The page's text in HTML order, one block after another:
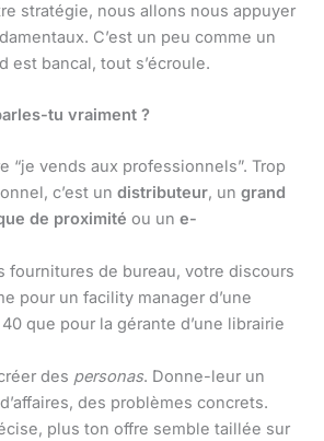
stratégie, nous allons nous appuyer
C’est un peu comme un
est bancal, tout s’écroule.
tu vraiment ?
“je vends aux professionnels”. Trop
c’est un distributeur, un grand
de proximité ou un e-
fournitures de bureau, votre discours
pour un facility manager d’une
que pour la gérante d’une librairie
des personas. Donne-leur un
des problèmes concrets.
plus ton offre semble taillée sur